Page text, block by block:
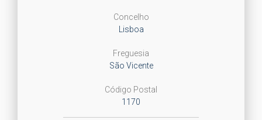
Concelho
Lisboa
Freguesia
São Vicente
Código Postal
1170